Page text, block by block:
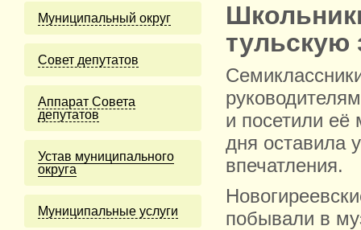
Муниципальный округ
Cовет депутатов
Аппарат Совета
депутатов
Устав муниципального
округа
Муниципальные услуги
и посетили её
дня оставила
впечатления.
побывали в